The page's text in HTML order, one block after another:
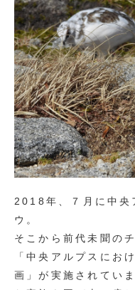
2018年、７月に中央
ウ。
そこから前代未聞の
「中央アルプスにお
画」が実施されてい